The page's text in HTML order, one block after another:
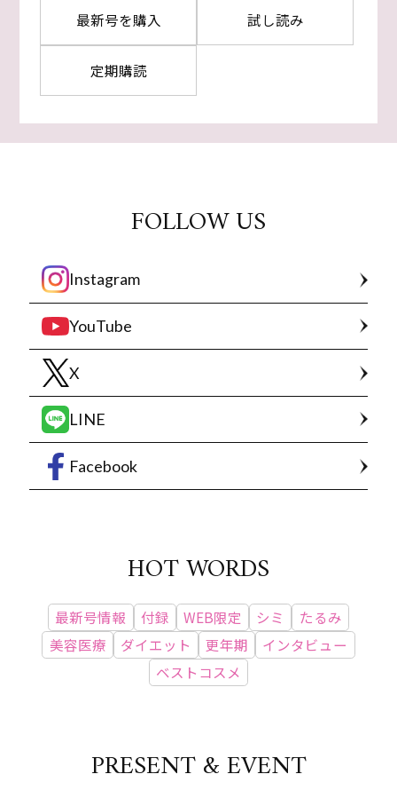
最新号を購入 試し読み
定期購読
FOLLOW US
Instagram
YouTube
X
LINE
Facebook
HOT WORDS
最新号情報 付録 WEB限定 シミ
たるみ
美容医療
ダイエット 更年期
インタビュー
ベストコスメ
PRESENT & EVENT